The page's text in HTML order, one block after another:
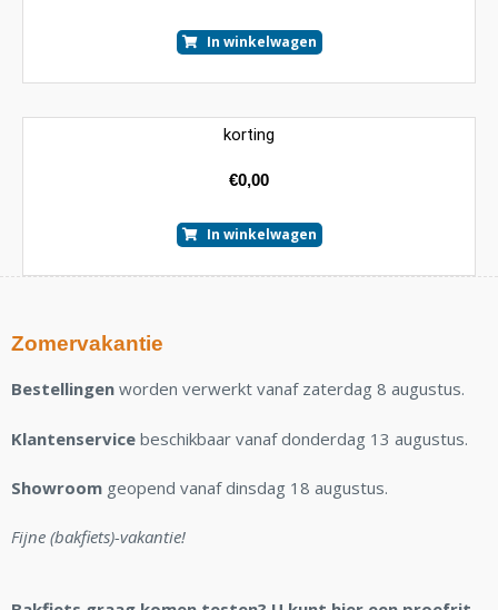
In winkelwagen
korting
€0,00
In winkelwagen
Zomervakantie
Bestellingen worden verwerkt vanaf zaterdag 8 augustus.
Klantenservice beschikbaar vanaf donderdag 13 augustus.
Showroom geopend vanaf dinsdag 18 augustus.
Fijne (bakfiets)-vakantie!